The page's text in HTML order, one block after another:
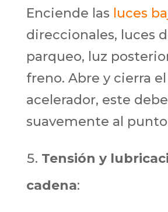
Enciende las luces
direccionales, luces
parqueo, luz
freno. Abre y cierra el
acelerador, este
suavemente al
Tensión y
cadena: